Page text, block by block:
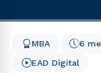
6
MBA
EAD Digital